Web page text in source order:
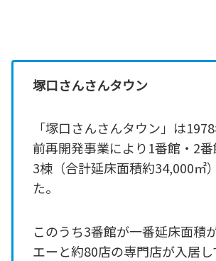
塚口さんさんタウン
「塚口さんさんタウン」は
前再開発事業により1番館・2
3棟（合計延床面積約34,000㎡
た。
このうち3番館が一番延床面積
エーと約80店の専門店が入居し